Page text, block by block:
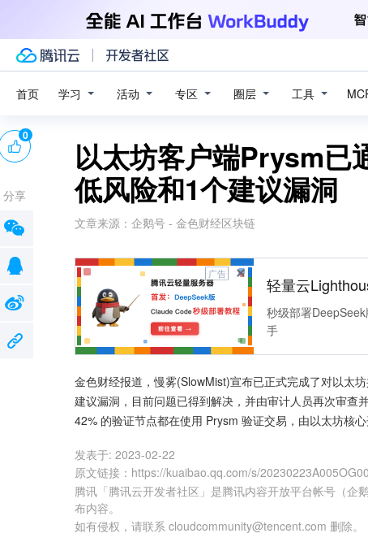
首页 学习 活动 专区 圈层 工具
以太坊客户端Prysm已
低风险和1个建议漏洞
文章来源： 企鹅号 - 金色财经区块链
广告
轻量云
秒级部署
手
金色财经报道，慢雾(SlowMist)宣布已正式完成了对以太
建议漏洞，目前问题已得到解决，并由审计人员再次审查
42% 的验证节点都在使用 Prysm 验证交易，由以太坊核
发表于: 2023-02-22
原文链接 ： https://kuaibao.qq.com/s/
腾讯「腾讯云开发者社区」是腾讯内容开放平台帐号（企
布内容。
如有侵权，请联系 cloudcommunity@tencent.com 删除。
0
分享